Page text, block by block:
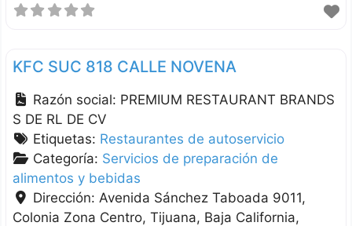
KFC SUC 818 CALLE NOVENA
Razón social: PREMIUM RESTAURANT BRANDS
S DE RL DE CV
Etiquetas: Restaurantes de autoservicio
Categoría: Servicios de preparación de
alimentos y bebidas
Dirección: Avenida Sánchez Taboada 9011,
Colonia Zona Centro Tijuana Baja California